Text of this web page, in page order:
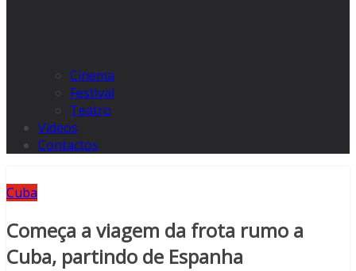
Cinema
Festival
Teatro
Videos
Contactos
Cuba
Começa a viagem da frota rumo a
Cuba, partindo de Espanha